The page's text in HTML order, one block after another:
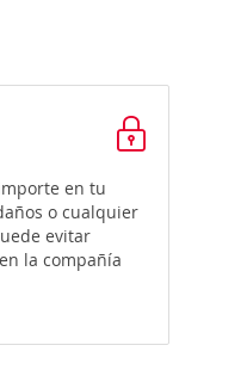
en tu
o cualquier
evitar
la compañía